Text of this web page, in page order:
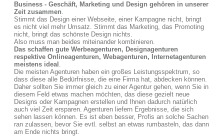
Business - Geschäft, Marketing und Design gehören in unserer
Zeit zusammen.
Stimmt das Design einer Webseite, einer Kampagne nicht, bringt
es nicht viel mehr Umsatz. Stimmt das Marketing, das Promoting
nicht, bringt das schönste Design nichts.
Also muss man beides miteinander kombinieren.
Das schaffen gute Werbeagenturen, Designagenturen
respektive Onlineagenturen, Webagenturen, Internetagenturen
meistens ideal .
Die meisten Agenturen haben ein großes Leistungsspektrum, so
dass diese alle Bedürfnisse, die eine Firma hat, abdecken können.
Daher sollten Sie immer gleich zu einer Agentur gehen, wenn Sie in
diesem Feld etwas machen möchten, das diese gezielt neue
Designs oder Kampagnen erstellen und Ihnen dadurch natürlich
auch viel Zeit ersparen. Agenturen liefern Ergebnisse, die sich
sehen lassen können. Es ist eben besser, Profis an solche Sachen
ran zulassen, bevor Sie evtl. selbst an etwas rumbasteln, das dann
am Ende nichts bringt.